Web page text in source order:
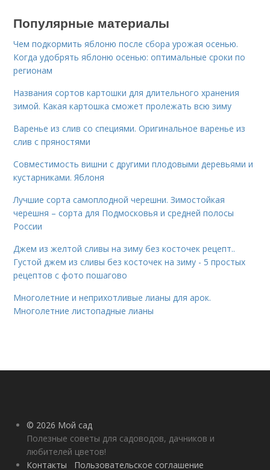
Популярные материалы
Чем подкормить яблоню после сбора урожая осенью.
Когда удобрять яблоню осенью: оптимальные сроки по
регионам
Названия сортов картошки для длительного хранения
зимой. Какая картошка сможет пролежать всю зиму
Варенье из слив со специями. Оригинальное варенье из
слив с пряностями
Совместимость вишни с другими плодовыми деревьями и
кустарниками. Яблоня
Лучшие сорта самоплодной черешни. Зимостойкая
черешня – сорта для Подмосковья и средней полосы
России
Джем из желтой сливы на зиму без косточек рецепт..
Густой джем из сливы без косточек на зиму - 5 простых
рецептов с фото пошагово
Многолетние и неприхотливые лианы для арок.
Многолетние листопадные лианы
© 2026 Мой сад
Полезные советы для садоводов, дачников и
любителей цветов!
Контакты
Пользовательское соглашение